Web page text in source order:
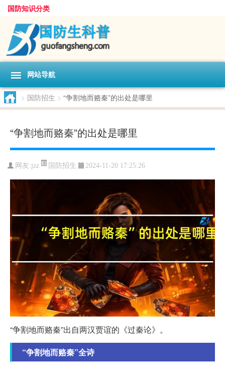
国防知识分类
网站导航
> 国防招生 > “争割地而赂秦”的出处是哪里
“争割地而赂秦”的出处是哪里
网友:jzz 国防招生 2024-11-20 17:25:26
“争割地而赂秦”出自两汉贾谊的《过秦论》。
“争割地而赂秦”全诗